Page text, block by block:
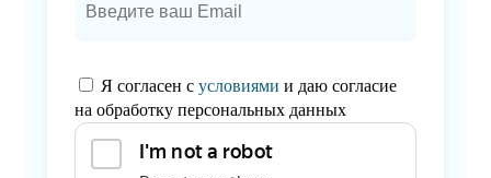
Я согласен с условиями и даю согласие
на обработку персональных данных